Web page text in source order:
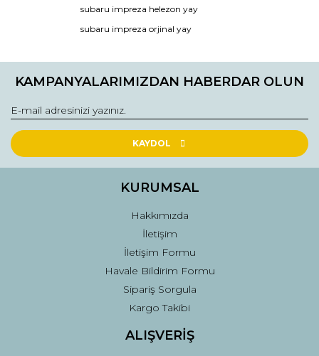
Görüş ve önerileriniz için teşekkür ederiz.
Ürün açıklamasında eksik bilgiler bulunuyor.
Ürün bilgilerinde hatalar bulunuyor.
Bu ürüne benzer farklı alternatifler olmalı.
Gönder
subaru impreza helezon yay
subaru impreza orjinal yay
KAMPANYALARIMIZDAN HABERDAR OLUN
KAYDOL
KURUMSAL
Hakkımızda
İletişim
İletişim Formu
Havale Bildirim Formu
Sipariş Sorgula
Kargo Takibi
ALIŞVERİŞ